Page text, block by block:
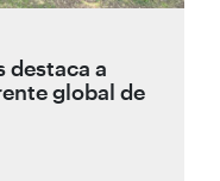
destaca a
global de